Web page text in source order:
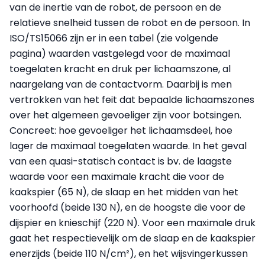
van de inertie van de robot, de persoon en de
relatieve snelheid tussen de robot en de persoon. In
ISO/TS15066 zijn er in een tabel (zie volgende
pagina) waarden vastgelegd voor de maximaal
toegelaten kracht en druk per lichaamszone, al
naargelang van de contactvorm. Daarbij is men
vertrokken van het feit dat bepaalde lichaamszones
over het algemeen gevoeliger zijn voor botsingen.
Concreet: hoe gevoeliger het lichaamsdeel, hoe
lager de maximaal toegelaten waarde. In het geval
van een quasi-statisch contact is bv. de laagste
waarde voor een maximale kracht die voor de
kaakspier (65 N), de slaap en het midden van het
voorhoofd (beide 130 N), en de hoogste die voor de
dijspier en knieschijf (220 N). Voor een maximale druk
gaat het respectievelijk om de slaap en de kaakspier
enerzijds (beide 110 N/cm²), en het wijsvingerkussen